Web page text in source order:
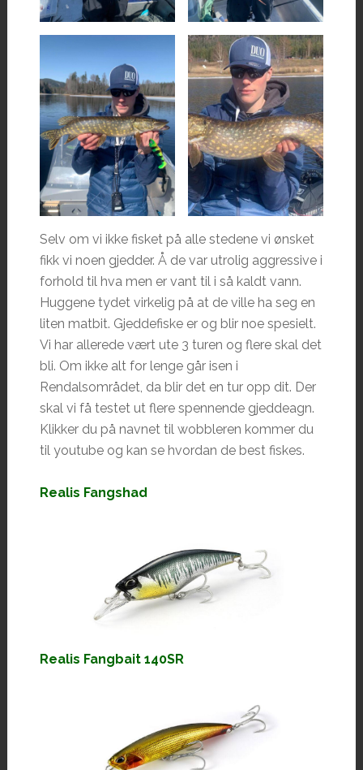
Selv om vi ikke fisket på alle stedene vi ønsket
fikk vi noen gjedder. Å de var utrolig aggressive i
forhold til hva men er vant til i så kaldt vann.
Huggene tydet virkelig på at de ville ha seg en
liten matbit. Gjeddefiske er og blir noe spesielt.
Vi har allerede vært ute 3 turen og flere skal det
bli. Om ikke alt for lenge går isen i
Rendalsområdet, da blir det en tur opp dit. Der
skal vi få testet ut flere spennende gjeddeagn.
Klikker du på navnet til wobbleren kommer du
til youtube og kan se hvordan de best fiskes.
Realis Fangshad
Realis Fangbait 140SR